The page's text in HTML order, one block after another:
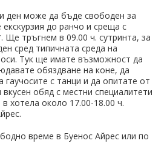
ден може да бъде свободен за
до ранчо и среща с
Ще тръгнем в 09.00 ч. сутринта, за
сред типичната среда на
Тук ще имате възможност да
обяздване на коне, да
с танци и да опитате от
обяд с местни специалитети
хотела около 17.00-18.00 ч.
време в Буенос Айрес или по